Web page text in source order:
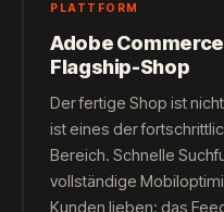
PLATTFORM
Adobe
Flagship-Shop
Der fertige Shop ist
ist eines der
Bereich. Schnelle
vollständige
Kunden lieben: das